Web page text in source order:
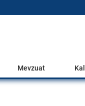
Mevzuat